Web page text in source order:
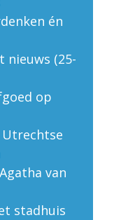
én
nieuws (25-
op
van
stadhuis